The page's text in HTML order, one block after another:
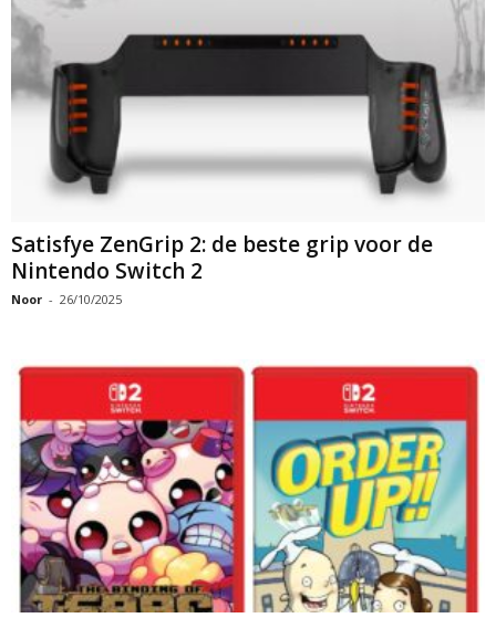
Satisfye ZenGrip 2: de beste grip voor de
Nintendo Switch 2
Noor - 26/10/2025